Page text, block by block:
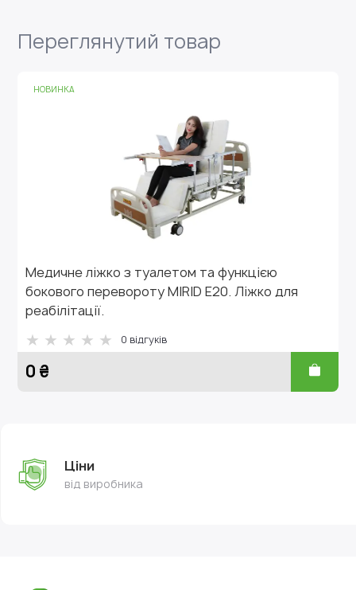
Переглянутий товар
НОВИНКА
Медичне ліжко з туалетом та функцією
бокового перевороту MIRID E20. Ліжко для
реабілітації.
0 відгуків
0 ₴
Ціни
від виробника